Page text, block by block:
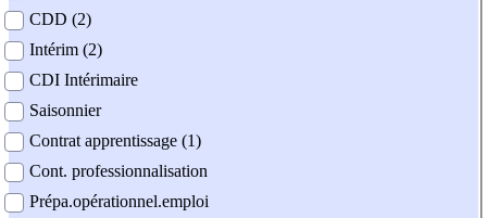
CDD (2)
Intérim (2)
CDI Intérimaire
Saisonnier
Contrat apprentissage (1)
Cont. professionnalisation
Prépa.opérationnel.emploi